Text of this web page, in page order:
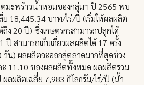
มะพร้าวน้ำหอมของกลุ่มฯ ปี 2565 พบ
18,445.34 บาท/ไร่/ปี (เริ่มให้ผลผลิต
ถึง 20 ปี) ซึ่งเกษตรกรสามารถปลูกได้
สามารถเก็บเกี่ยวผลผลิตได้ 17 ครั้ง
วัน) ผลผลิตจะออกสู่ตลาดมากที่สุดช่วง
11.10 ของผลผลิตทั้งหมด ผลผลิตรวม
ผลิตเฉลี่ย 7,983 กิโลกรัม/ไร่/ปี (น้ำ